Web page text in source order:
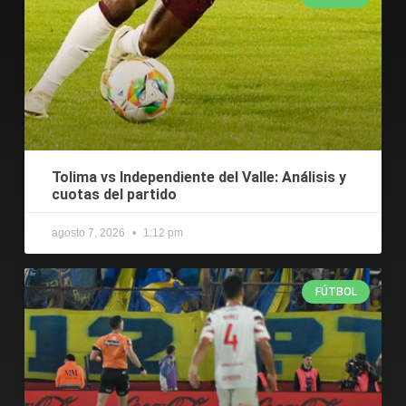
Tolima vs Independiente del Valle: Análisis y
cuotas del partido
agosto 7, 2026 1:12 pm
FÚTBOL